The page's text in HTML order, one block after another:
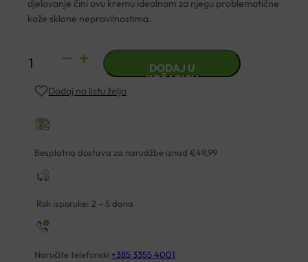
djelovanje čini ovu kremu idealnom za njegu problematične
kože sklone nepravilnostima.
BIOVITALIS
ZA
40ML
količina
DODAJ U
KOŠARICU
Dodaj na listu želja
Besplatna dostava za narudžbe iznad €49,99
Rok isporuke: 2 – 5 dana
Naručite telefonski +385 3355 4001